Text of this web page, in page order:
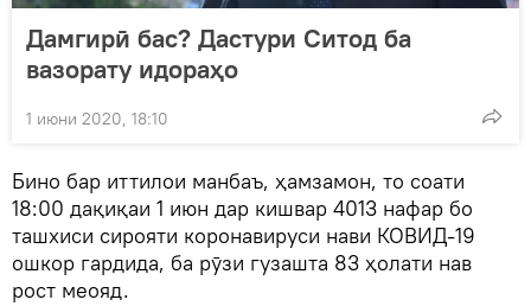
Дамгирӣ бас? Дастури Ситод ба
вазорату идораҳо
1 июни 2020, 18:10
Бино бар иттилои манбаъ, ҳамзамон, то соати
18:00 дақиқаи 1 июн дар кишвар 4013 нафар бо
ташхиси сирояти коронавируси нави КОВИД-19
ошкор гардида, ба рӯзи гузашта 83 ҳолати нав
рост меояд.